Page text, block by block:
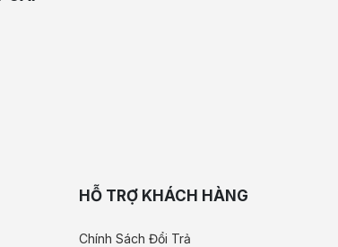
HỖ TRỢ KHÁCH HÀNG
Chính Sách Đổi Trả